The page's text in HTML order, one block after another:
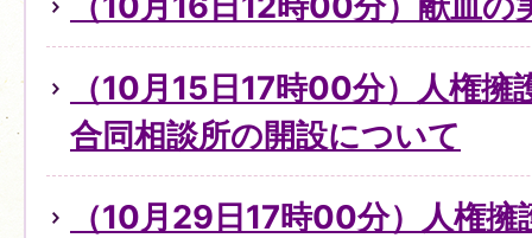
（10月15日17時00分）人権擁
合同相談所の開設について
（10月29日17時00分）人権